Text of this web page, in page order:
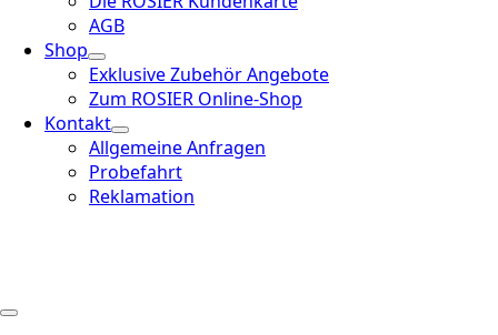
AGB
Shop
Exklusive Zubehör Angebote
Zum ROSIER Online-Shop
Kontakt
Allgemeine Anfragen
Probefahrt
Reklamation